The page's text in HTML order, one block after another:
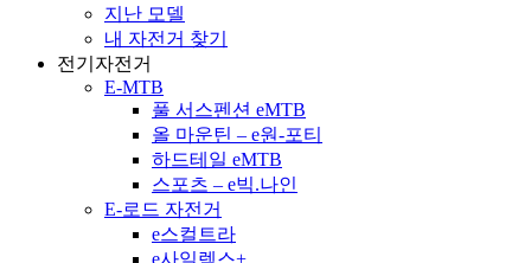
지난 모델
내 자전거 찾기
전기자전거
E-MTB
풀 서스펜션 eMTB
올 마운틴 – e원-포티
하드테일 eMTB
스포츠 – e빅.나인
E-로드 자전거
e스컬트라
e사일렉스+